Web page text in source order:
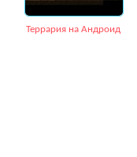
Террария на Андроид